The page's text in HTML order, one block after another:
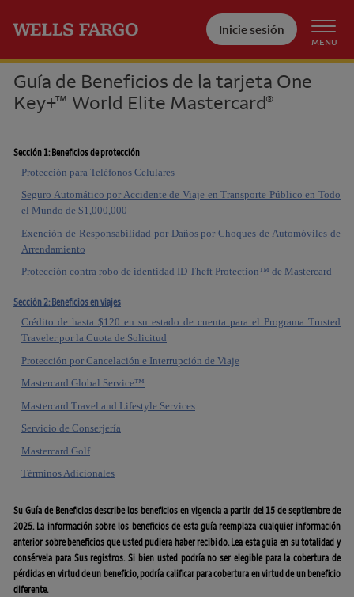
Inicie sesión
MENU
Guía de Beneficios de la tarjeta One
Key+™ World Elite Mastercard®
Sección 1: Beneficios de protección
Protección para Teléfonos Celulares
Seguro Automático por Accidente de Viaje en Transporte Público en Todo
el Mundo de $1,000,000
Exención de Responsabilidad por Daños por Choques de Automóviles de
Arrendamiento
Protección contra robo de identidad ID Theft Protection™ de Mastercard
Sección 2: Beneficios en viajes
Crédito de hasta $120 en su estado de cuenta para el Programa Trusted
Traveler por la Cuota de Solicitud
Protección por Cancelación e Interrupción de Viaje
Mastercard Global Service™
Mastercard Travel and Lifestyle Services
Servicio de Conserjería
Mastercard Golf
Términos Adicionales
Su Guía de Beneficios describe los beneficios en vigencia a partir del 15 de septiembre de
2025. La información sobre los beneficios de esta guía reemplaza cualquier información
anterior sobre beneficios que usted pudiera haber recibido. Lea esta guía en su totalidad y
consérvela para Sus registros. Si bien usted podría no ser elegible para la cobertura de
pérdidas en virtud de un beneficio, podría calificar para cobertura en virtud de un beneficio
diferente.